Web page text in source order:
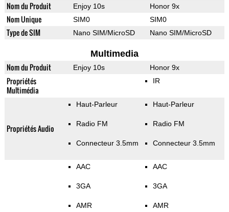
Nom du Produit Enjoy 10s Honor 9x
Nom Unique SIM0 SIM0
Type de SIM Nano SIM/MicroSD Nano SIM/MicroSD
Multimedia
Nom du Produit Enjoy 10s Honor 9x
Propriétés
Multimédia
IR
Propriétés Audio
Haut-Parleur
Radio FM
Connecteur 3.5mm
Haut-Parleur
Radio FM
Connecteur 3.5mm
AAC
3GA
AMR
AAC
3GA
AMR